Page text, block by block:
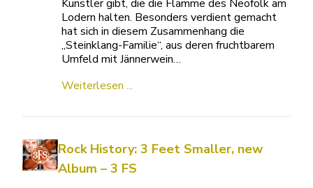
Künstler gibt, die die Flamme des Neofolk am
Lodern halten. Besonders verdient gemacht
hat sich in diesem Zusammenhang die
„Steinklang-Familie“, aus deren fruchtbarem
Umfeld mit Jännerwein…
Weiterlesen ...
Rock History: 3 Feet Smaller, new
Album – 3 FS